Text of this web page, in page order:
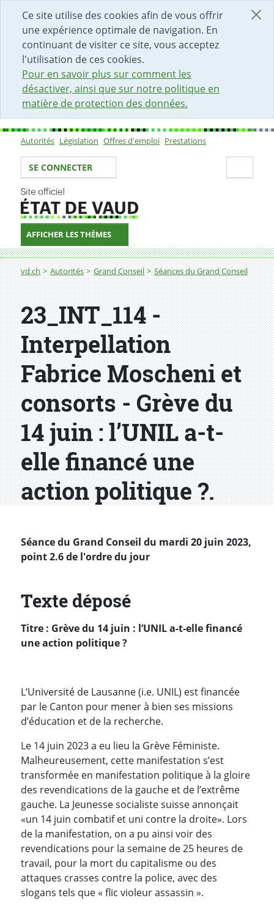
Ce site utilise des cookies afin de vous offrir
une expérience optimale de navigation. En
continuant de visiter ce site, vous acceptez
l'utilisation de ces cookies.
Pour en savoir plus sur comment les
désactiver, ainsi que sur notre politique en
matière de protection des données.
DÉBUT DU CONTENU DE LA PAGE
ACCÈS AU CHAMP DE RECHERCHE
PAGE D'ACCUEIL
FORMULAIRE DE CONTACT
Sous-navigation
Autorités Législation Offres d'emploi Prestations
Votre identité
SE CONNECTER
AFFICHER LES THÈMES
Fil d'Ariane
vd.ch Autorités Grand Conseil Séances du Grand Conseil
23_INT_114 -
Interpellation
Fabrice Moscheni et
consorts - Grève du
14 juin : l’UNIL a-t-
elle financé une
action politique ?.
Séance du Grand Conseil du mardi 20 juin 2023,
point 2.6 de l'ordre du jour
Texte déposé
Titre : Grève du 14 juin : l’UNIL a-t-elle financé
une action politique ?
L’Université de Lausanne (i.e. UNIL) est financée
par le Canton pour mener à bien ses missions
d’éducation et de la recherche.
Le 14 juin 2023 a eu lieu la Grève Féministe.
Malheureusement, cette manifestation s’est
transformée en manifestation politique à la gloire
des revendications de la gauche et de l’extrême
gauche. La Jeunesse socialiste suisse annonçait
«un 14 juin combatif et uni contre la droite». Lors
de la manifestation, on a pu ainsi voir des
revendications pour la semaine de 25 heures de
travail, pour la mort du capitalisme ou des
attaques crasses contre la police, avec des
slogans tels que « flic violeur assassin ».